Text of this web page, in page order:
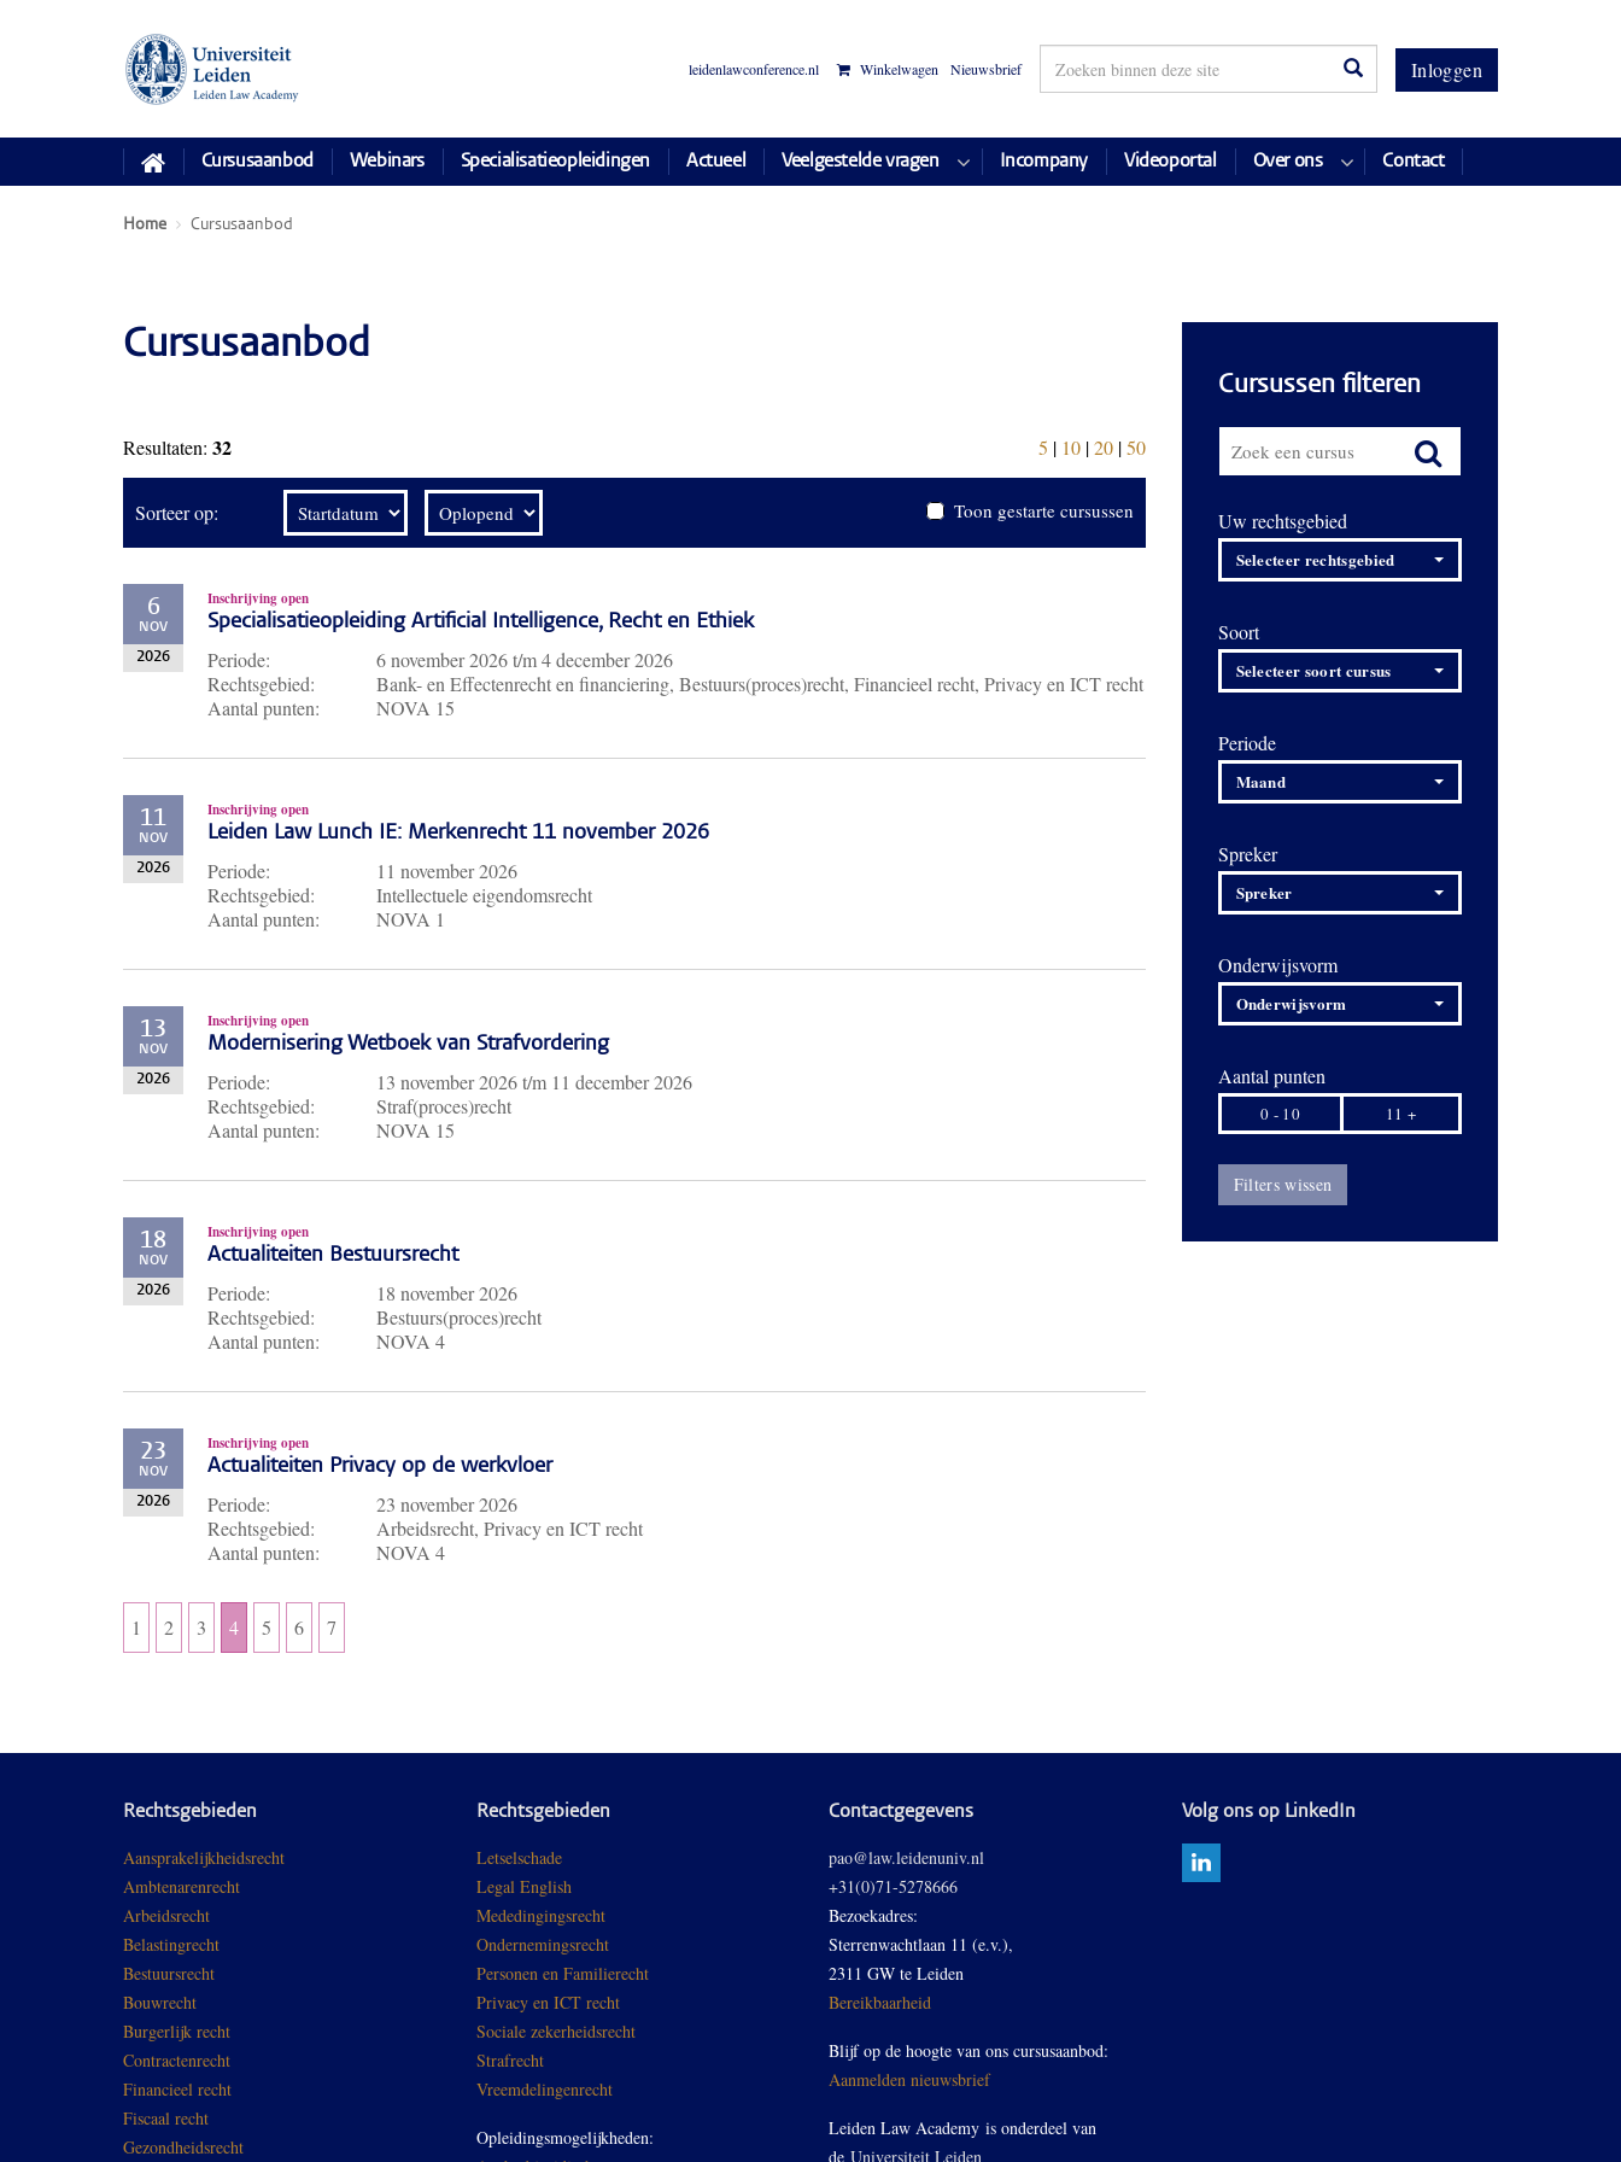
Inloggen
leidenlawconference.nl Winkelwagen Nieuwsbrief
Cursusaanbod Webinars Specialisatieopleidingen Actueel Veelgestelde vragen Incompany Videoportal Over ons Contact
Home Cursusaanbod
Cursusaanbod
Resultaten: 32 5 | 10|20|50
Sorteer op: Toon gestarte cursussen
6
NOV
2026
Inschrijving open
Specialisatieopleiding Artificial Intelligence, Recht en Ethiek
Periode: 6 november 2026t/m4 december 2026
Rechtsgebied:
Bank- en Effectenrecht en financiering, Bestuurs(proces)recht, Financieel recht, Privacy en ICT recht
Aantal punten:
NOVA 15
11
NOV
2026
Inschrijving open
Leiden Law Lunch IE: Merkenrecht 11 november 2026
Periode:
11 november 2026
Rechtsgebied:
Intellectuele eigendomsrecht
Aantal punten:
NOVA 1
13
NOV
2026
Inschrijving open
Modernisering Wetboek van Strafvordering
Periode: 13 november 2026t/m 11 december 2026
Rechtsgebied:
Straf(proces)recht
Aantal punten:
NOVA 15
18
NOV
2026
Inschrijving open
Actualiteiten Bestuursrecht
Periode:
18 november 2026
Rechtsgebied:
Bestuurs(proces)recht
Aantal punten:
NOVA 4
23
NOV
2026
Inschrijving open
Actualiteiten Privacy op de werkvloer
Periode:
23 november 2026
Rechtsgebied:
Arbeidsrecht, Privacy en ICT recht
Aantal punten:
NOVA 4
1 2 3 4 5 6 7
Cursussen filteren
Uw rechtsgebied
Selecteer rechtsgebied
Soort
Selecteer soort cursus
Periode
Maand
Spreker
Spreker
Onderwijsvorm
Onderwijsvorm
Aantal punten
0 - 10 11 +
Filters wissen
Rechtsgebieden
Aansprakelijkheidsrecht
Ambtenarenrecht
Arbeidsrecht
Belastingrecht
Bestuursrecht
Bouwrecht
Burgerlijk recht
Contractenrecht
Financieel recht
Fiscaal recht
Gezondheidsrecht
Rechtsgebieden
Letselschade
Legal English
Mededingingsrecht
Ondernemingsrecht
Personen en Familierecht
Privacy en ICT recht
Sociale zekerheidsrecht
Strafrecht
Vreemdelingenrecht
Opleidingsmogelijkheden:
Contactgegevens
pao@law.leidenuniv.nl
+31(0)71-5278666
Bezoekadres:
Sterrenwachtlaan 11 (e.v.),
2311 GW te Leiden
Bereikbaarheid
Blijf op de hoogte van ons cursusaanbod:
Aanmelden nieuwsbrief
Leiden Law Academy is onderdeel van
de Universiteit Leiden
Volg ons op LinkedIn